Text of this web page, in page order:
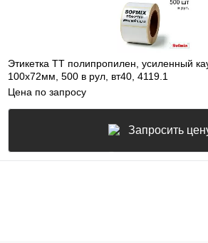
Этикетка ТТ полипропилен, усиленный
100х72мм, 500 в рул, вт40, 4119.1
Цена по запросу
Запросить